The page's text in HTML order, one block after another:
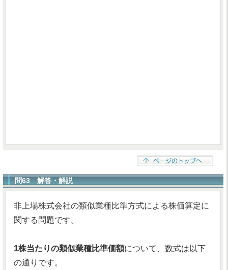
問63 解答・解説
非上場株式会社の類似業種比準方式による株価算定に
関する問題です。
1株当たりの類似業種比準価額について、数式は以下
の通りです。